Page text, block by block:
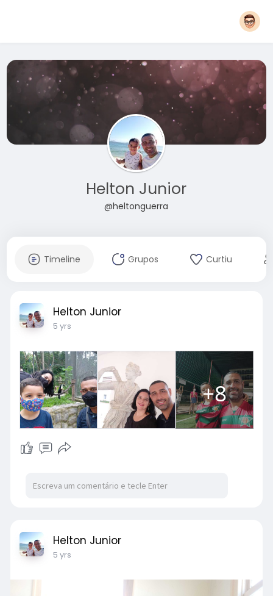
Helton Junior
@heltonguerra
Timeline Grupos Curtiu
Helton Junior
5 yrs
+8
Helton Junior
5 yrs